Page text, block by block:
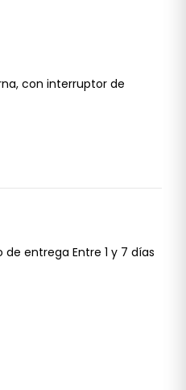
con interruptor de
de entrega Entre 1 y 7 días